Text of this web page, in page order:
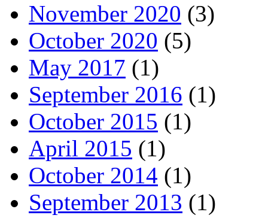
November 2020 (3)
October 2020 (5)
May 2017 (1)
September 2016 (1)
October 2015 (1)
April 2015 (1)
October 2014 (1)
September 2013 (1)